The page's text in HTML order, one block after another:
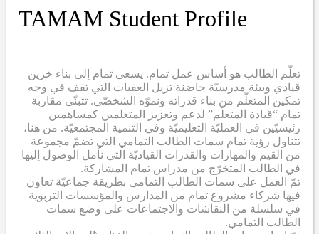
TAMAM Student Profile
تعلّم الطالب هو أساس عمل تمام. يسعى تمام إلى بناء خزين
قيادي وبيئة مدرسيّة حاضنة تزيل العقبات التي تقف في وجه
تمكين المتعلّم من بناء قدراته ونموّه الشخصّي. تتبنّى مقاربة
تمام “قيادة المتعلّم” لدعم وتعزيز المتعلمين كمساهمين
رئيسيّين في العمليّة التعليميّة وفي التنمية المجتمعيّة. من هنا،
تتناول رؤية تمام سمات الطالب التمامي التي تضمّ مجموعة
من القيم والمهارات والقدرات القياديّة التي نأمل الوصول إليها
في الطالب المتخرّج من مدراس تمام المشاركة.
تمّ العمل على سمات الطالب التمامي بطريقة جماعيّة تعاون
فيها شركاء مشروع تمام من المدارس والمؤسسات التربوية
في سلسلة من النقاشات والاجتماعات على وضع سمات
الطالب التمامي.